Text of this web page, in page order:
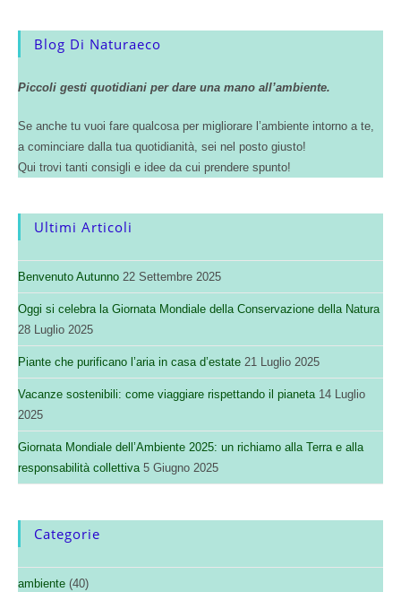
Blog Di Naturaeco
Piccoli gesti quotidiani per dare una mano all’ambiente.
Se anche tu vuoi fare qualcosa per migliorare l’ambiente intorno a te,
a cominciare dalla tua quotidianità, sei nel posto giusto!
Qui trovi tanti consigli e idee da cui prendere spunto!
Ultimi Articoli
Benvenuto Autunno 22 Settembre 2025
Oggi si celebra la Giornata Mondiale della Conservazione della Natura
28 Luglio 2025
Piante che purificano l’aria in casa d’estate 21 Luglio 2025
Vacanze sostenibili: come viaggiare rispettando il pianeta 14 Luglio
2025
Giornata Mondiale dell’Ambiente 2025: un richiamo alla Terra e alla
responsabilità collettiva 5 Giugno 2025
Categorie
ambiente (40)